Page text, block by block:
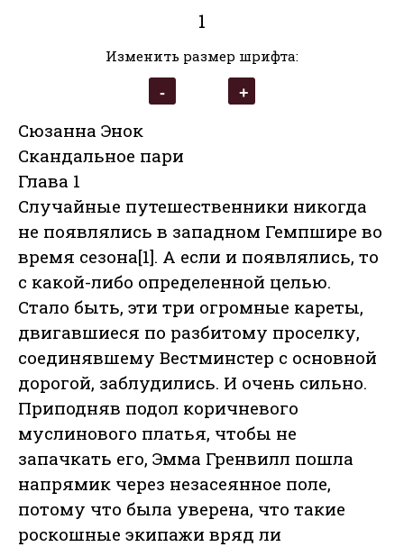
1
Изменить размер шрифта:
Сюзанна Энок
Скандальное пари
Глава 1
Случайные путешественники никогда
не появлялись в западном Гемпшире во
время сезона[1]. А если и появлялись, то
с какой-либо определенной целью.
Стало быть, эти три огромные кареты,
двигавшиеся по разбитому проселку,
соединявшему Вестминстер с основной
дорогой, заблудились. И очень сильно.
Приподняв подол коричневого
муслинового платья, чтобы не
запачкать его, Эмма Гренвилл пошла
напрямик через незасеянное поле,
потому что была уверена, что такие
роскошные экипажи вряд ли